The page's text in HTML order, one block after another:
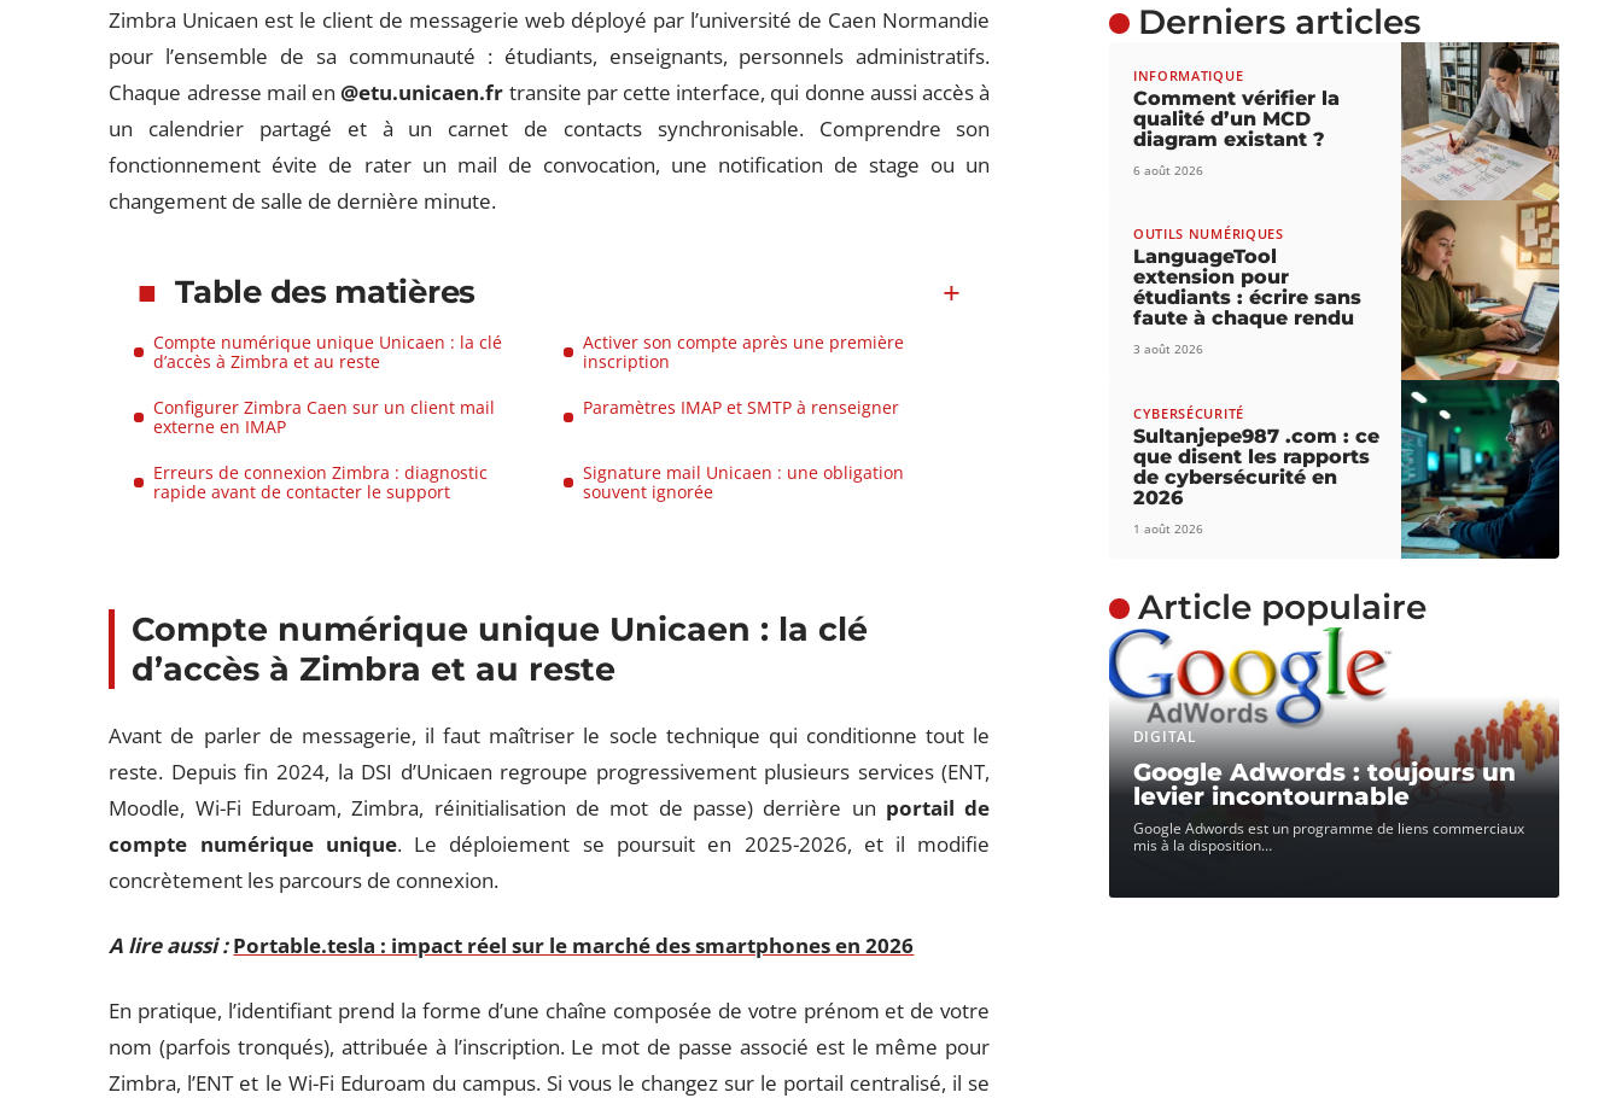
Zimbra Unicaen est le client de messagerie web déployé par l’université de Caen Normandie
pour l’ensemble de sa communauté : étudiants, enseignants, personnels administratifs.
Chaque adresse mail en@etu.unicaen.fr transite par cette interface, qui donne aussi accès à
un calendrier partagé et à un carnet de contacts synchronisable. Comprendre son
fonctionnement évite de rater un mail de convocation, une notification de stage ou un
changement de salle de dernière minute.
Table des matières
Compte numérique unique Unicaen : la clé
d’accès à Zimbra et au reste
Activer son compte après une première
inscription
Configurer Zimbra Caen sur un client mail
externe en IMAP
Paramètres IMAP et SMTP à renseigner
Erreurs de connexion Zimbra : diagnostic
rapide avant de contacter le support
Signature mail Unicaen : une obligation
souvent ignorée
Compte numérique unique Unicaen : la clé
d’accès à Zimbra et au reste
Avant de parler de messagerie, il faut maîtriser le socle technique qui conditionne tout le
reste. Depuis fin 2024, la DSI d’Unicaen regroupe progressivement plusieurs services (ENT,
Moodle, Wi-Fi Eduroam, Zimbra, réinitialisation de mot de passe) derrière un portail de
compte numérique unique. Le déploiement se poursuit en 2025-2026, et il modifie
concrètement les parcours de connexion.
A lire aussi : Portable.tesla : impact réel sur le marché des smartphones en 2026
En pratique, l’identifiant prend la forme d’une chaîne composée de votre prénom et de votre
nom (parfois tronqués), attribuée à l’inscription. Le mot de passe associé est le même pour
Zimbra, l’ENT et le Wi-Fi Eduroam du campus. Si vous le changez sur le portail centralisé, il se
Derniers articles
INFORMATIQUE
Comment vérifier la
qualité d’un MCD
diagram existant ?
6 août 2026
OUTILS NUMÉRIQUES
LanguageTool
extension pour
étudiants : écrire sans
faute à chaque rendu
3 août 2026
CYBERSÉCURITÉ
Sultanjepe987 .com : ce
que disent les rapports
de cybersécurité en
2026
1 août 2026
Article populaire
DIGITAL
Google Adwords : toujours un
levier incontournable
Google Adwords est un programme de liens commerciaux
mis à la disposition…